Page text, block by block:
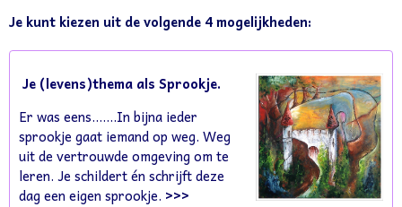
Je kunt kiezen uit de volgende 4 mogelijkheden:
Je (levens)thema als Sprookje.
Er was eens.......In bijna ieder
sprookje gaat iemand op weg. Weg
uit de vertrouwde omgeving om te
leren. Je schildert én schrijft deze
dag een eigen sprookje. >>>